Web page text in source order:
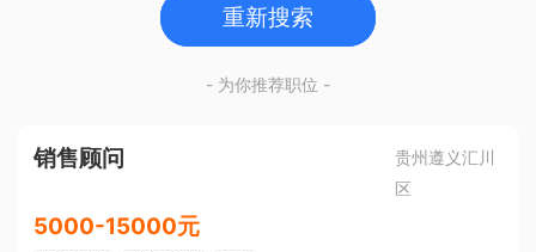
重新搜索
- 为你推荐职位 -
销售顾问
贵州遵义汇川
区
5000-15000元